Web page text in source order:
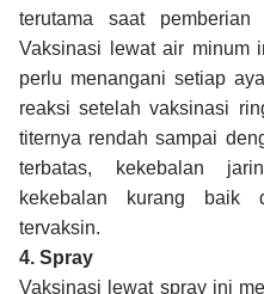
terutama saat
Vaksinasi lewat air minum
perlu menangani setiap
reaksi setelah vaksinasi
titernya rendah sampai
terbatas, kekebalan
kekebalan kurang baik
tervaksin.
4. Spray
Vaksinasi lewat spray ini